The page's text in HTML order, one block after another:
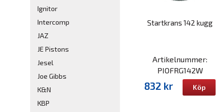
Ignitor
Intercomp
JAZ
JE Pistons
Jesel
Joe Gibbs
K&N
KBP
Startkrans 142 kugg
Artikelnummer:
PIOFRG142W
832 kr Köp